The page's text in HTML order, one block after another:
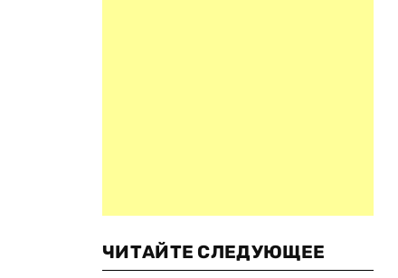
ЧИТАЙТЕ СЛЕДУЮЩЕЕ